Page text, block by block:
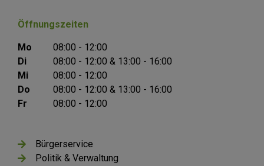
Öffnungszeiten
Mo
08:00 - 12:00
Di
08:00 - 12:00 & 13:00 - 16:00
Mi
08:00 - 12:00
Do
08:00 - 12:00 & 13:00 - 16:00
Fr
08:00 - 12:00
Bürgerservice
Politik & Verwaltung